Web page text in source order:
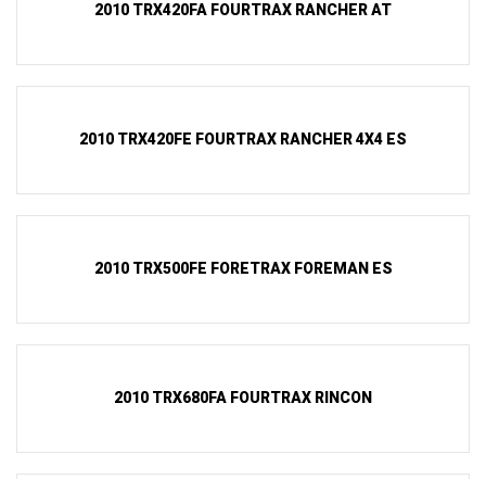
2010 TRX420FA FOURTRAX RANCHER AT
2010 TRX420FE FOURTRAX RANCHER 4X4 ES
2010 TRX500FE FORETRAX FOREMAN ES
2010 TRX680FA FOURTRAX RINCON